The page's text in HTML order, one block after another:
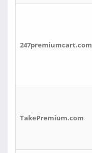
247premiumcart.com
TakePremium.com